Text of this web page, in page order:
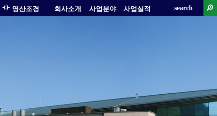
영산조경 회사소개 사업분야 사업실적 search